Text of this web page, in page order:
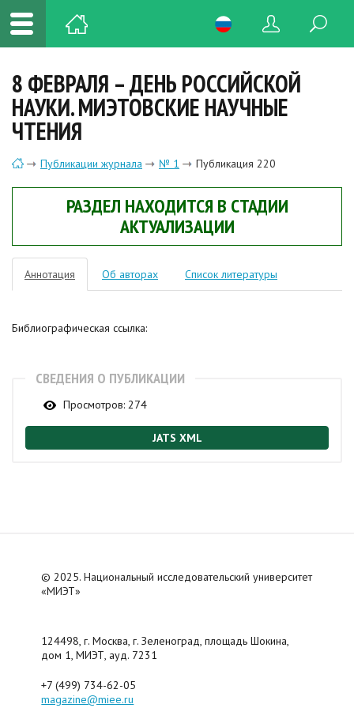
8 ФЕВРАЛЯ – ДЕНЬ РОССИЙСКОЙ
НАУКИ. МИЭТОВСКИЕ НАУЧНЫЕ
ЧТЕНИЯ
Публикации журнала № 1 Публикация 220
РАЗДЕЛ НАХОДИТСЯ В СТАДИИ
АКТУАЛИЗАЦИИ
Аннотация Об авторах Список литературы
Библиографическая ссылка:
СВЕДЕНИЯ О ПУБЛИКАЦИИ
Просмотров: 274
JATS XML
© 2025. Национальный исследовательский университет
«МИЭТ»
124498, г. Москва, г. Зеленоград, площадь Шокина,
дом 1, МИЭТ, ауд. 7231
+7 (499) 734-62-05
magazine@miee.ru